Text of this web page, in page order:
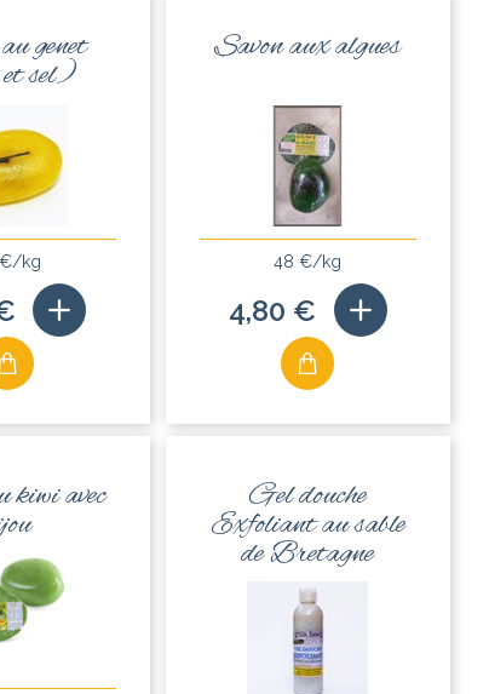
genet
et sel)
kg
Savon aux algues
48 €/kg
4,80 €
kiwi avec Gel douche
Exfoliant au sable
de Bretagne